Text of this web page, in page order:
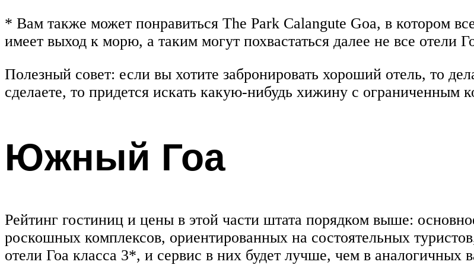
* Вам также может понравиться The Park Calangute Goa, в котором
имеет выход к морю, а таким могут похвастаться далее не все отели
Полезный совет: если вы хотите забронировать хороший отель, то
сделаете, то придется искать какую-нибудь хижину с ограниченным
Южный Гоа
Рейтинг гостиниц и цены в этой части штата порядком выше:
роскошных комплексов, ориентированных на состоятельных
отели Гоа класса 3*, и сервис в них будет лучше, чем в аналогичных